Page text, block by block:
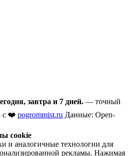
завтра и 7 дней. — точный
с ❤️ pogrommist.ru Данные: Open-
cookie
и аналогичные технологии для
рекламы. Нажимая